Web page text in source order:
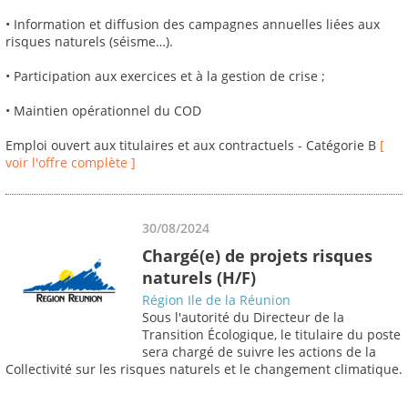
• Information et diffusion des campagnes annuelles liées aux
risques naturels (séisme…).
• Participation aux exercices et à la gestion de crise ;
• Maintien opérationnel du COD
Emploi ouvert aux titulaires et aux contractuels - Catégorie B [
voir l'offre complète ]
30/08/2024
Chargé(e) de projets risques
naturels (H/F)
Région Ile de la Réunion
Sous l'autorité du Directeur de la
Transition Écologique, le titulaire du poste
sera chargé de suivre les actions de la
Collectivité sur les risques naturels et le changement climatique.